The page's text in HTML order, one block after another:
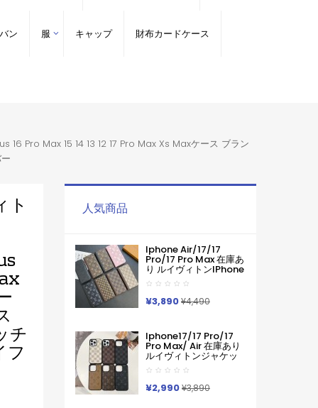
ン 服 キャップ 財布カードケース
Pro Max 15 14 13 12 17 Pro Max Xs Maxケース ブラン
ト
チ
人気商品
Iphone Air/17/17
Pro/17 Pro Max 在庫あ
り ルイヴィトンiPhone
Air 17pro Max 16 15
Pro Maxケース手帳型
ブランドグッチカード
入れ IPhone17 16 15 14
Iphone11 12 13 14 手帳
型ケース メンズ本革製
スマホケース アイフォ
ン15 14 13 Pro Max 手
帳 携帯ケース
¥3,890¥4,490
Iphone17/17 Pro/17
Pro Max/ Air 在庫あり
ルイヴィトンジャケッ
ト型モノグラムダミエ
アイホンケース17 16 15
14 Pro Max 15 Plus 激
安革製メンズレディー
¥2,990¥3,890